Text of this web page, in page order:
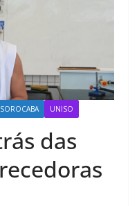
SOROCABA UNISO
das